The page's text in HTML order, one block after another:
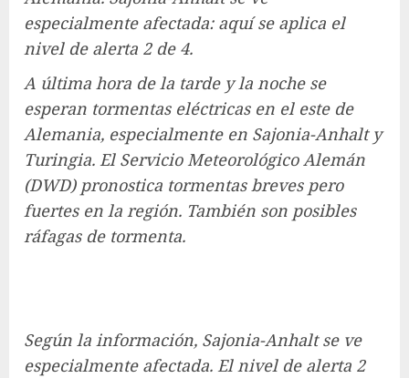
especialmente afectada: aquí se aplica el
nivel de alerta 2 de 4.
A última hora de la tarde y la noche se
esperan tormentas eléctricas en el este de
Alemania, especialmente en Sajonia-Anhalt y
Turingia. El Servicio Meteorológico Alemán
(DWD) pronostica tormentas breves pero
fuertes en la región. También son posibles
ráfagas de tormenta.
Según la información, Sajonia-Anhalt se ve
especialmente afectada. El nivel de alerta 2